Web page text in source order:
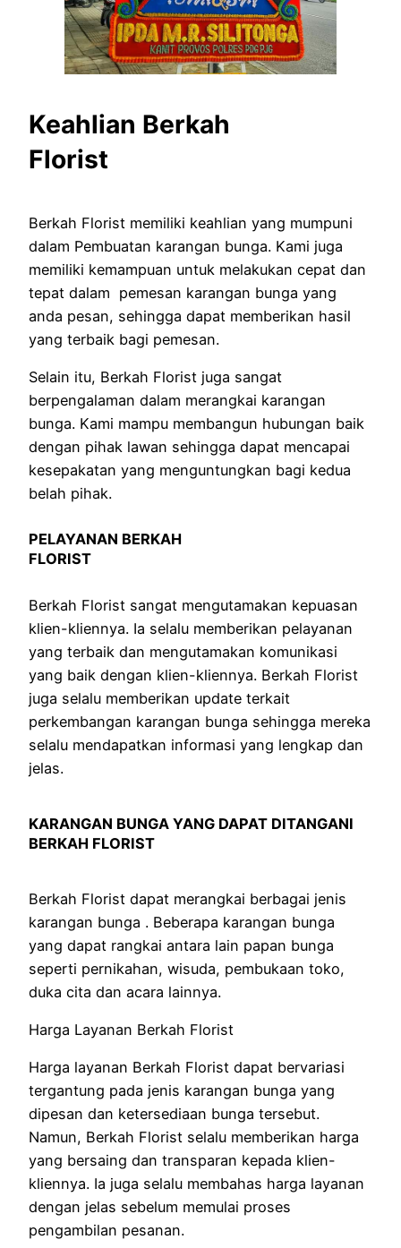
Keahlian Berkah
Florist
Berkah Florist memiliki keahlian yang mumpuni
dalam Pembuatan karangan bunga. Kami juga
memiliki kemampuan untuk melakukan cepat dan
tepat dalam pemesan karangan bunga yang
anda pesan, sehingga dapat memberikan hasil
yang terbaik bagi pemesan.
Selain itu, Berkah Florist juga sangat
berpengalaman dalam merangkai karangan
bunga. Kami mampu membangun hubungan baik
dengan pihak lawan sehingga dapat mencapai
kesepakatan yang menguntungkan bagi kedua
belah pihak.
PELAYANAN BERKAH
FLORIST
Berkah Florist sangat mengutamakan kepuasan
klien-kliennya. Ia selalu memberikan pelayanan
yang terbaik dan mengutamakan komunikasi
yang baik dengan klien-kliennya. Berkah Florist
juga selalu memberikan update terkait
perkembangan karangan bunga sehingga mereka
selalu mendapatkan informasi yang lengkap dan
jelas.
KARANGAN BUNGA YANG DAPAT DITANGANI
BERKAH FLORIST
Berkah Florist dapat merangkai berbagai jenis
karangan bunga . Beberapa karangan bunga
yang dapat rangkai antara lain papan bunga
seperti pernikahan, wisuda, pembukaan toko,
duka cita dan acara lainnya.
Harga Layanan Berkah Florist
Harga layanan Berkah Florist dapat bervariasi
tergantung pada jenis karangan bunga yang
dipesan dan ketersediaan bunga tersebut.
Namun, Berkah Florist selalu memberikan harga
yang bersaing dan transparan kepada klien-
kliennya. Ia juga selalu membahas harga layanan
dengan jelas sebelum memulai proses
pengambilan pesanan.